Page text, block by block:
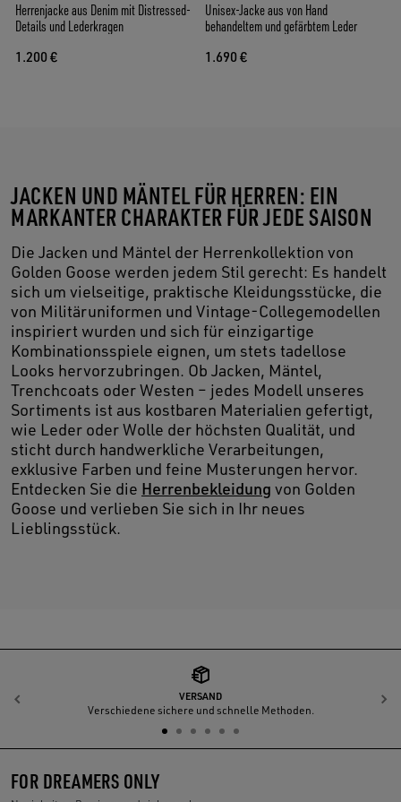
Herrenjacke aus Denim mit Distressed-
Details und Lederkragen
1.200 €
Unisex-Jacke aus von Hand
behandeltem und gefärbtem Leder
1.690 €
JACKEN UND MÄNTEL FÜR HERREN: EIN
MARKANTER CHARAKTER FÜR JEDE SAISON
Die Jacken und Mäntel der Herrenkollektion von
Golden Goose werden jedem Stil gerecht: Es handelt
sich um vielseitige, praktische Kleidungsstücke, die
von Militäruniformen und Vintage-Collegemodellen
inspiriert wurden und sich für einzigartige
Kombinationsspiele eignen, um stets tadellose
Looks hervorzubringen. Ob Jacken, Mäntel,
Trenchcoats oder Westen – jedes Modell unseres
Sortiments ist aus kostbaren Materialien gefertigt,
wie Leder oder Wolle der höchsten Qualität, und
sticht durch handwerkliche Verarbeitungen,
exklusive Farben und feine Musterungen hervor.
Entdecken Sie die Herrenbekleidung von Golden
Goose und verlieben Sie sich in Ihr neues
Lieblingsstück.
VERSAND
Verschiedene sichere und schnelle Methoden.
Zurück
FOR DREAMERS ONLY